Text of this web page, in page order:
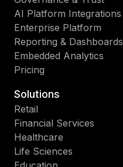
AI Platform Integrations
Enterprise Platform
Reporting & Dashboards
Embedded Analytics
Pricing
Solutions
Retail
Financial Services
Healthcare
Life Sciences